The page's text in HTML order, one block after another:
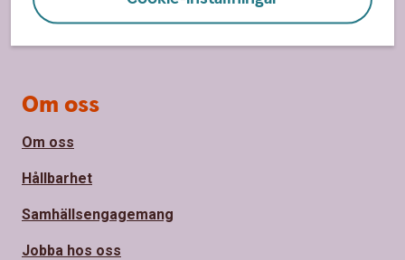
Om oss
Om oss
Hållbarhet
Samhällsengagemang
Jobba hos oss